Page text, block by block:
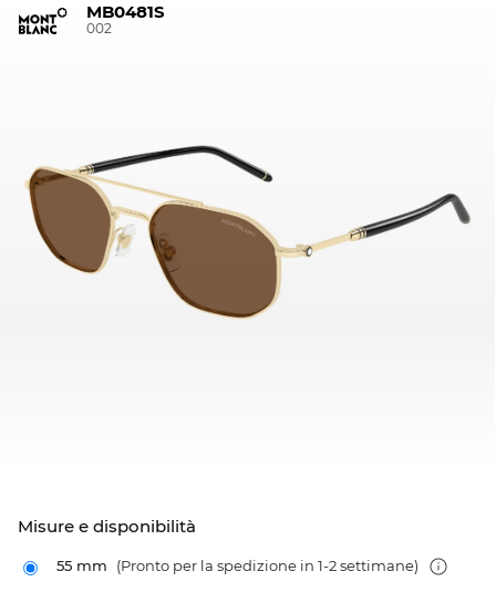
MB0481S
002
Misure e disponibilità
55 mm (Pronto per la spedizione in 1-2 settimane)